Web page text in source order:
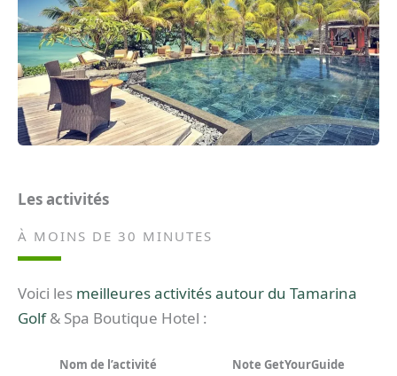
Les activités
À MOINS DE 30 MINUTES
Voici les meilleures activités autour du Tamarina
Golf& Spa Boutique Hotel :
Nom de l’activité Note GetYourGuide